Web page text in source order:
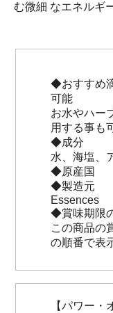
む微細 なエネルギ
◆おすすめ
可能
お水やハー
用する事も
◆成分
水、海塩、
◆原産国
◆製造元
Essences
◆賞味期限
この商品の
の順番で表
【パワー